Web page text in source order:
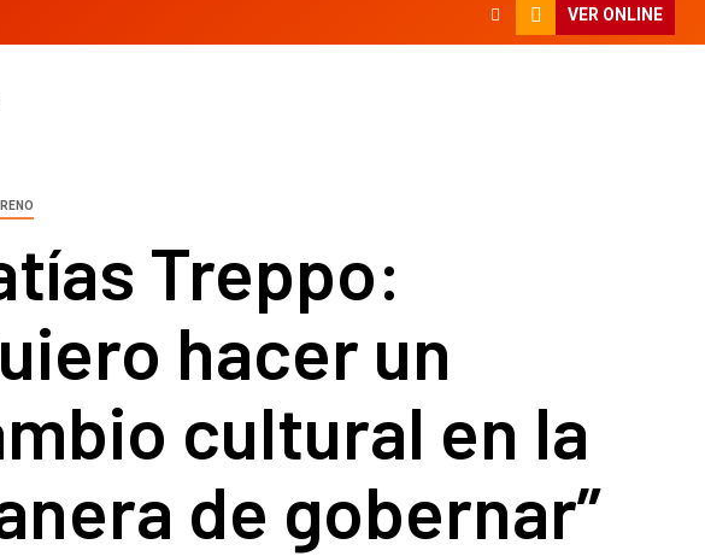
VER ONLINE
Treppo:
hacer un
cultural en la
de gobernar”